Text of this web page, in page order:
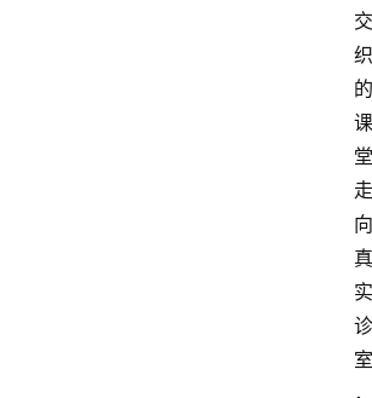
交
织
的
课
堂
走
向
真
实
诊
室
，